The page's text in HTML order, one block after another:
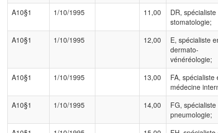
A10§1
1/10/1995 11,00
DR, spécialiste
stomatologie;
A10§1
1/10/1995 12,00
E, spécialiste
dermato-
vénéréologie;
A10§1
1/10/1995 13,00
FA, spécialiste
médecine
A10§1
1/10/1995 14,00
FG, spécialiste
pneumologie;